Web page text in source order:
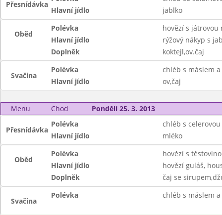
Přesnídávka
Hlavní jídlo
jablko
Oběd
Polévka
hovězí s játrovou
Hlavní jídlo
rýžový nákyp s
Doplněk
koktejl,ov.čaj
Svačina
Polévka
chléb s máslem a
Hlavní jídlo
ov,čaj
Menu Chod Pondělí 25. 3. 2013
Přesnídávka
Polévka
chléb s
Hlavní jídlo
mléko
Oběd
Polévka
hovězí s
Hlavní jídlo
hovězí guláš,
Doplněk
čaj se
Svačina
Polévka chléb s máslem